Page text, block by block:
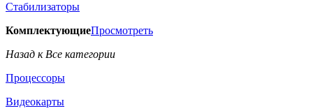
Стабилизаторы
КомплектующиеПросмотреть
Назад к Все категории
Процессоры
Видеокарты